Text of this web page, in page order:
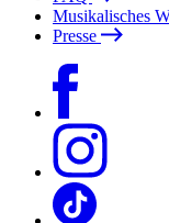
Musikalisches
Presse